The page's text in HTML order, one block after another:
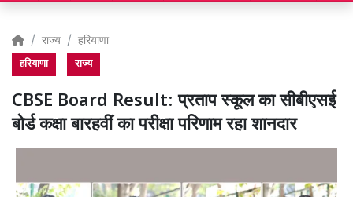
राज्य हरियाणा
हरियाणा राज्य
CBSE Board Result: प्रताप स्कूल का सीबीएसई
बोर्ड कक्षा बारहवीं का परीक्षा परिणाम रहा शानदार